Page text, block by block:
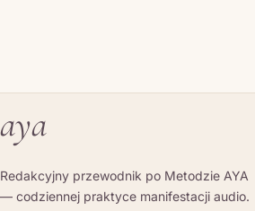
aya
Redakcyjny przewodnik po Metodzie AYA
— codziennej praktyce manifestacji audio.